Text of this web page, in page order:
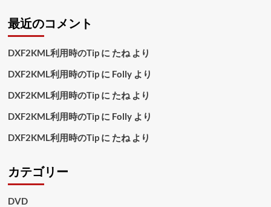
最近のコメント
DXF2KML利用時のTipに たねより
DXF2KML利用時のTipに Follyより
DXF2KML利用時のTipに たねより
DXF2KML利用時のTipに Follyより
DXF2KML利用時のTipに たねより
カテゴリー
DVD